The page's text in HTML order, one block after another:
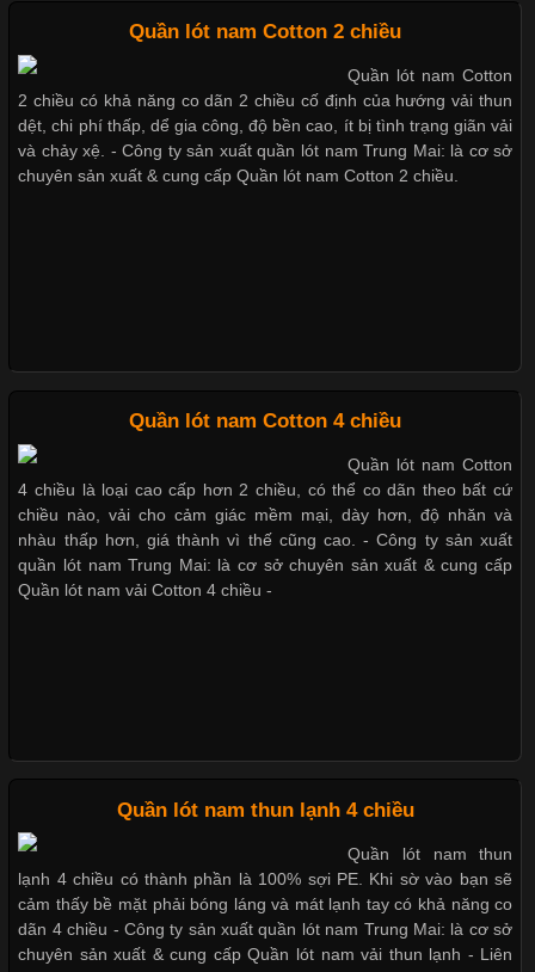
Chất Liệu Lycra Có Gì Đặc Biệt Trong Ngành Thời Trang?
Cập nhật 2026-05-27 17:03:46
Vải Lycra Là Gì? Chất Liệu Co Giãn Được Ưa Chuộng Trong
Chất Liệu Bamboo Xu Hướng Mới Trong Ngành Thời Trang
Cập nhật 2026-05-21 14:59:25
Trong những năm gần đây, vải Bamboo đang trở thành một
trong những chất liệu được yêu thích trong ngành thời trang
nhờ đặc tính mềm mại, thoáng khí và thân thiện với môi trường.
Không chỉ được ứng dụng trong quần áo thường ngày, loại vải
Cập nhật 2026-05-20 14:58:56
Vải thun là một trong những chất liệu được sử dụng rộng rãi
nhất trong ngành thời trang nhờ đặc tính co giãn, mềm mại và
thoải mái khi mặc. Từ áo thun, đồ thể thao cho đến đồ lót nam,
vải thun luôn đóng vai trò quan trọng trong quá trình sản xuất.
Hiện nay, nhu cầu tìm kiếm quần lót nam giá
Thị hiều quần lót nam bơi lội nam và nữ 2017
Mẫu quần lót nam giá rẻ sốt hè 2017
Những mẩu quần lót nam thông dụng hiện nay
Bộ sưu tập quần lót nam Boxer TpHCM
Dễ chịu hơn với quần lót nam giá rẻ vải Cotton 4 chiều
Quần lót nam Cotton 2 chiều
Quần lót nam Cotton
2 chiều có khả năng co dãn 2 chiều cố định của hướng vải thun
dệt, chi phí thấp, dể gia công, độ bền cao, ít bị tình trạng giãn vải
và chảy xệ. - Công ty sản xuất quần lót nam Trung Mai: là cơ sở
chuyên sản xuất & cung cấp Quần lót nam Cotton 2 chiều.
Quần lót nam Cotton 4 chiều
Quần lót nam Cotton
4 chiều là loại cao cấp hơn 2 chiều, có thể co dãn theo bất cứ
chiều nào, vải cho cảm giác mềm mại, dày hơn, độ nhăn và
nhàu thấp hơn, giá thành vì thế cũng cao. - Công ty sản xuất
quần lót nam Trung Mai: là cơ sở chuyên sản xuất & cung cấp
Quần lót nam vải Cotton 4 chiều -
Quần lót nam thun lạnh 4 chiều
Quần lót nam thun
lạnh 4 chiều có thành phần là 100% sợi PE. Khi sờ vào bạn sẽ
cảm thấy bề mặt phải bóng láng và mát lạnh tay có khả năng co
dãn 4 chiều - Công ty sản xuất quần lót nam Trung Mai: là cơ sở
chuyên sản xuất & cung cấp Quần lót nam vải thun lạnh - Liên